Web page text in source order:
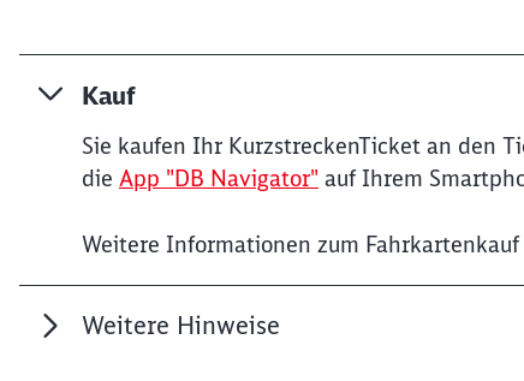
Kauf
Sie kaufen Ihr KurzstreckenTicket an den
die App "DB Navigator" auf Ihrem
Weitere Informationen zum Fahrkartenkauf
Weitere Hinweise